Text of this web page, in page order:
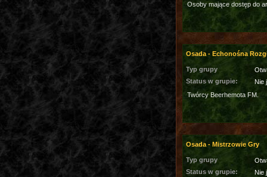
Osoby mające dostęp do
Osada - Echonośna
Typ grupy
Status w grupie:
Nie
Twórcy Beerhemota FM.
Osada - Mistrzowie Gry
Typ grupy
Status w grupie:
Nie